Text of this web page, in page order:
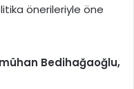
önerileriyle öne
Bedihağaoğlu,